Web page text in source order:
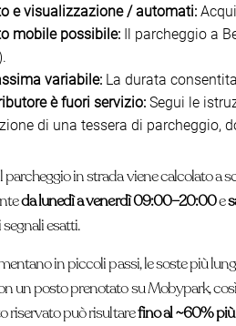
e visualizzazione / automati:
mobile possibile: Il parcheggio a
variabile: La durata
è fuori servizio: Segui le
di una tessera di parcheggio,
parcheggio in strada viene calcolato a
da lunedì a venerdì 09:00–20:00e
esatti.
in piccoli passi, le soste più
un posto prenotato su Mobypark,
riservato può risultarefino al ~60%